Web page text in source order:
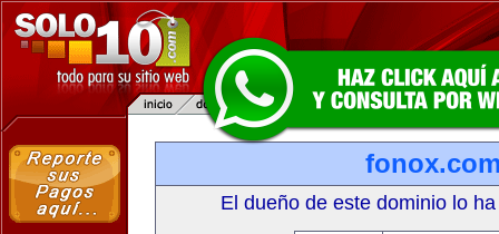
El dueño de este dominio lo